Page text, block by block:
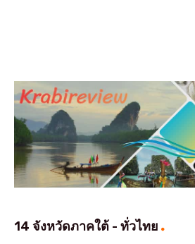
14 จังหวัดภาคใต้ - ทั่วไทย